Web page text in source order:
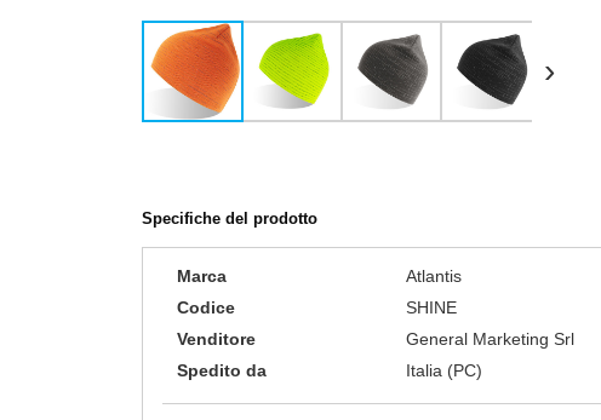
›
Specifiche del prodotto
Marca
Atlantis
Codice
SHINE
Venditore
General Marketing Srl
Spedito da
Italia (PC)